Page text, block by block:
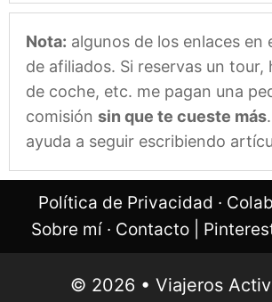
Nota: algunos de los enlaces en
de afiliados. Si reservas un tour,
de coche, etc. me pagan una
comisión sin que te cueste más
ayuda a seguir escribiendo
Política de Privacidad ·
Sobre mí · Contacto
© 2026 • Viajeros